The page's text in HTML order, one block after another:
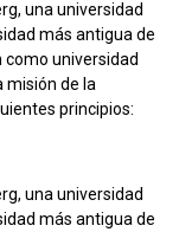
una universidad
más antigua de
universidad
misión de la
principios:
una universidad
más antigua de